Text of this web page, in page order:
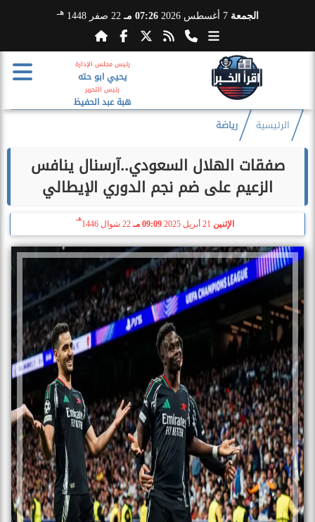
الجمعة 7 أغسطس 2026 07:26 مـ 22 صفر 1448 هـ
رئيس مجلس الإدارة
يحيي ابو حته
رئيس التحرير
هبة عبد الحفيظ
الرئيسية رياضة
صفقات الهلال السعودي..آرسنال ينافس
الزعيم على ضم نجم الدوري الإيطالي
الإثنين 09:09 مـ 22 شوال 1446
هـ